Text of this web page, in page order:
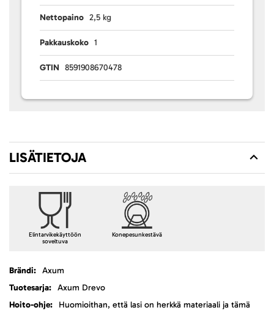
Nettopaino 2,5 kg
Pakkauskoko 1
GTIN 8591908670478
LISÄTIETOJA
Elintarvikekäyttöön
soveltuva
Konepesunkestävä
LisätietojaAxum
Axum Drevo
Huomioithan, että lasi on herkkä materiaali ja tämä